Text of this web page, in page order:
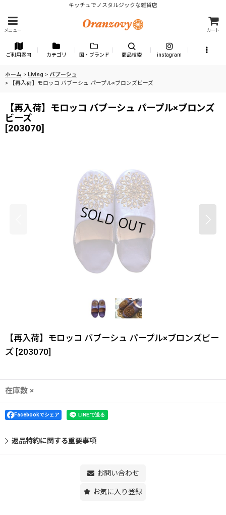
キッチュでノスタルジックな雑貨店
メニュー カート
ご利用案内 カテゴリ 国・ブランド 商品検索 instagram
ホーム > Living > バブーシュ
>
【再入荷】モロッコ バブーシュ パープル×ブロンズビーズ
【再入荷】モロッコ バブーシュ パープル×ブロンズ
ビーズ
[203070]
【再入荷】モロッコ バブーシュ パープル×ブロンズビー
ズ [203070]
在庫数 ×
Facebookでシェア
返品特約に関する重要事項
お問い合わせ
お気に入り登録